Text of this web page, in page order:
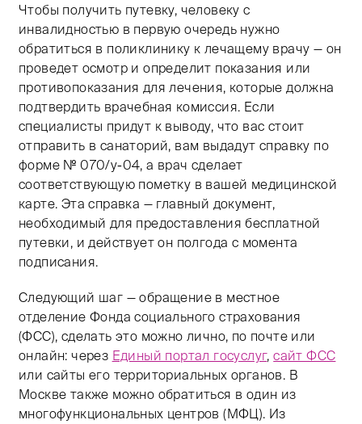
Чтобы получить путевку, человеку с
инвалидностью в первую очередь нужно
обратиться в поликлинику к лечащему врачу — он
проведет осмотр и определит показания или
противопоказания для лечения, которые должна
подтвердить врачебная комиссия. Если
специалисты придут к выводу, что вас стоит
отправить в санаторий, вам выдадут справку по
форме № 070/у-04, а врач сделает
соответствующую пометку в вашей медицинской
карте. Эта справка — главный документ,
необходимый для предоставления бесплатной
путевки, и действует он полгода с момента
подписания.
Следующий шаг — обращение в местное
отделение Фонда социального страхования
(ФСС), сделать это можно лично, по почте или
онлайн: через Единый портал госуслуг,сайт ФСС
или сайты его территориальных органов. В
Москве также можно обратиться в один из
многофункциональных центров (МФЦ). Из